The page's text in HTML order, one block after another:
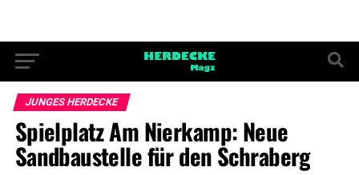
JUNGES HERDECKE
Spielplatz Am Nierkamp: Neue
Sandbaustelle für den Schraberg